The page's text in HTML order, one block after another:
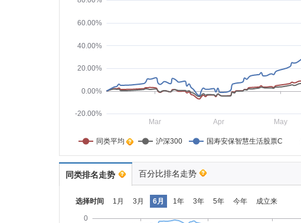
-20.00%
0.00%
20.00%
40.00%
60.00%
Mar Apr May
同类平均 沪深300 国寿安保智慧生活股票C
同类排名走势 百分比排名走势
选择时间 1月 3月 6月 1年 3年 5年 今年 成立来
0